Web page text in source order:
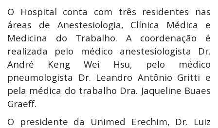
O Hospital conta com três residentes nas
áreas de Anestesiologia, Clínica Médica e
Medicina do Trabalho. A coordenação é
realizada pelo médico anestesiologista Dr.
André Keng Wei Hsu, pelo médico
pneumologista Dr. Leandro Antônio Gritti e
pela médica do trabalho Dra. Jaqueline Buaes
Graeff.
O presidente da Unimed Erechim, Dr. Luiz